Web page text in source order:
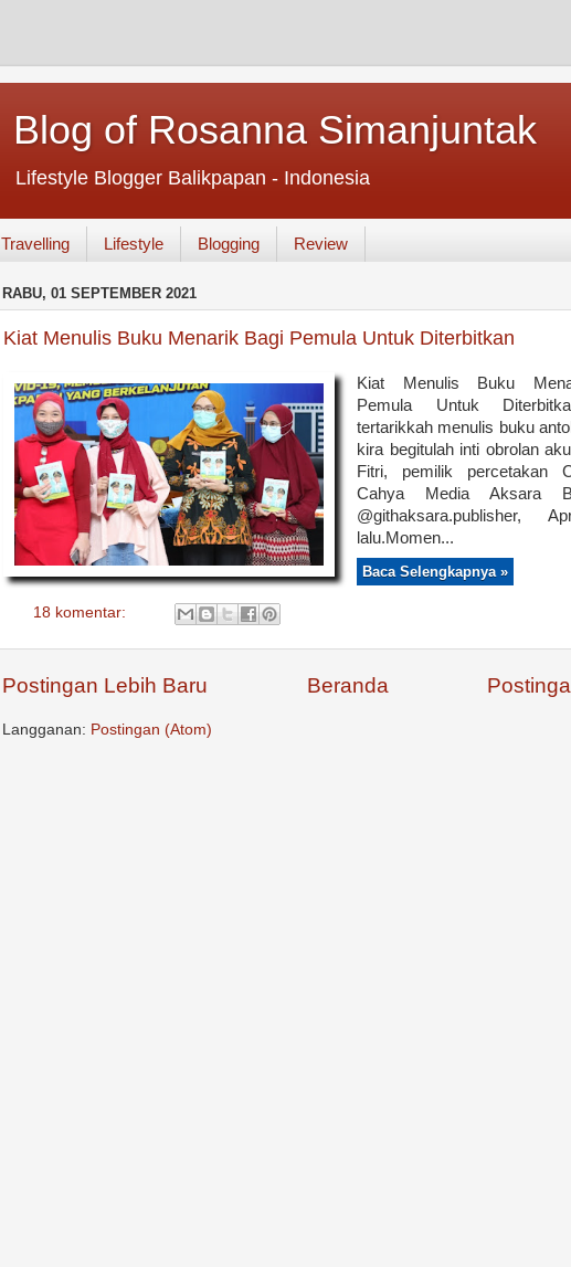
Blog of Rosanna Simanjuntak
Lifestyle Blogger Balikpapan - Indonesia
Travelling Lifestyle Blogging Review
RABU, 01 SEPTEMBER 2021
Kiat Menulis Buku Menarik Bagi Pemula Untuk Diterbitkan
Kiat Menulis Buku
Pemula Untuk
tertarikkah menulis buku
kira begitulah inti obrolan
Fitri, pemilik percetakan
Cahya Media Aksara
@githaksara.publisher,
lalu.Momen...
Baca Selengkapnya »
18 komentar:
Postingan Lebih Baru Beranda
Langganan: Postingan (Atom)